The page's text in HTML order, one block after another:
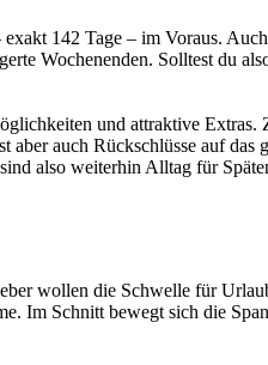
142 Tage – im Voraus.
Wochenenden. Solltest du
und attraktive Extras.
auch Rückschlüsse auf das
also weiterhin Alltag für
wollen die Schwelle für
Im Schnitt bewegt sich die